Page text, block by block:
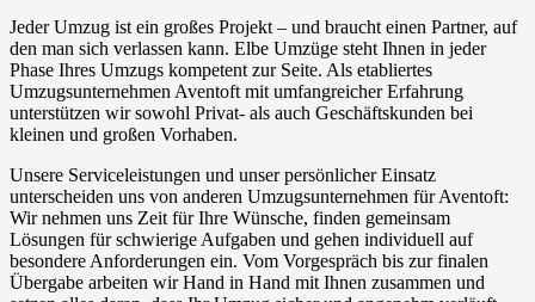
Jeder Umzug ist ein großes Projekt – und braucht einen Partner, auf
den man sich verlassen kann. Elbe Umzüge steht Ihnen in jeder
Phase Ihres Umzugs kompetent zur Seite. Als etabliertes
Umzugsunternehmen Aventoft mit umfangreicher Erfahrung
unterstützen wir sowohl Privat- als auch Geschäftskunden bei
kleinen und großen Vorhaben.
Unsere Serviceleistungen und unser persönlicher Einsatz
unterscheiden uns von anderen Umzugsunternehmen für Aventoft:
Wir nehmen uns Zeit für Ihre Wünsche, finden gemeinsam
Lösungen für schwierige Aufgaben und gehen individuell auf
besondere Anforderungen ein. Vom Vorgespräch bis zur finalen
Übergabe arbeiten wir Hand in Hand mit Ihnen zusammen und